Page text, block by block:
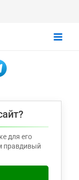
для его
правдивый